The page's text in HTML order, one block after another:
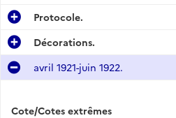
Protocole.
Décorations.
avril 1921-juin 1922.
Cote/Cotes extrêmes